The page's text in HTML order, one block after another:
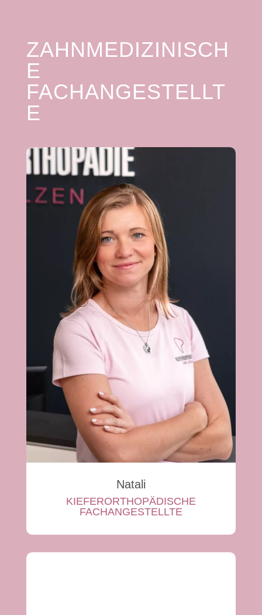
ZAHNMEDIZINISCH
E
FACHANGESTELLT
E
Natali
KIEFERORTHOPÄDISCHE
FACHANGESTELLTE